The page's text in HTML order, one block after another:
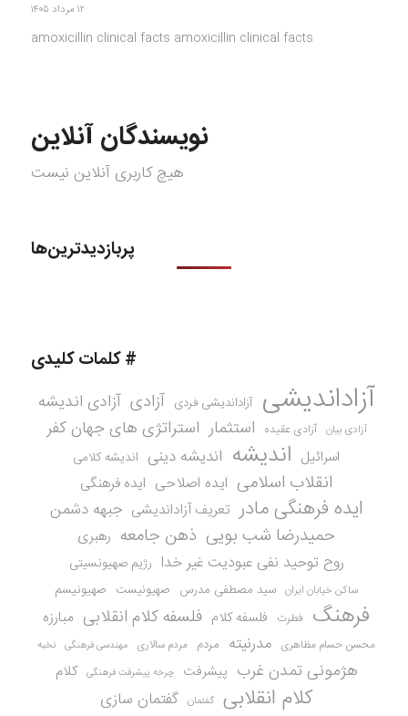
۱۲ مرداد ۱۴۰۵
amoxicillin clinical facts amoxicillin clinical facts
نویسندگان آنلاین
هیچ کاربری آنلاین نیست
پربازدیدترین‌ها
# کلمات کلیدی
آزاداندیشی آزاداندیشی فردی آزادی آزادی اندیشه
آزادی بیان آزادی عقیده استثمار استراتژی های جهان کفر
اسرائیل اندیشه اندیشه دینی اندیشه کلامی
انقلاب اسلامی ایده اصلاحی ایده فرهنگی
ایده فرهنگی مادر تعریف آزاداندیشی جبهه دشمن
حمیدرضا شب بویی ذهن جامعه رهبری
روح توحید نفی عبودیت غیر خدا رژیم صهیونسیتی
ساکن خیابان ایران سید مصطفی مدرس صهیونیست صهیونیسم
فرهنگ فطرت فلسفه کلام فلسفه کلام انقلابی مبارزه
محسن حسام مظاهری مدرنیته مردم مردم سالاری مهندسی فرهنگی نخبه
هژمونی تمدن غرب پیشرفت چرخه پیشرفت فرهنگی کلام
کلام انقلابی گفتمان گفتمان سازی